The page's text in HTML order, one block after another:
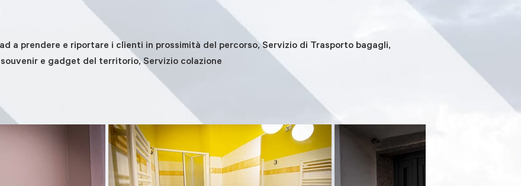
a prendere e riportare i clienti in prossimità del percorso, Servizio di Trasporto bagagli,
e gadget del territorio, Servizio colazione